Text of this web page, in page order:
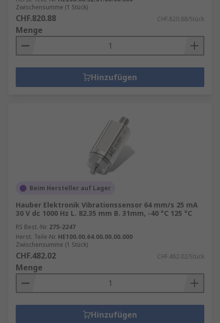
Zwischensumme (1 Stück)
CHF.820.88 CHF.820.88/Stück
Menge
Hinzufügen
Beim Hersteller auf Lager
Hauber Elektronik Vibrationssensor 64 mm/s 25 mA
30 V dc 1000 Hz L. 82.35 mm B. 31mm, -40 °C 125 °C
RS Best.-Nr. 275-2247
Herst. Teile-Nr. HE100.00.64.00.00.00.000
Zwischensumme (1 Stück)
CHF.482.02 CHF.482.02/Stück
Menge
Hinzufügen